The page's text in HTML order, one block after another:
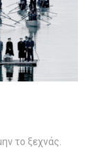
το ξεχνάς.